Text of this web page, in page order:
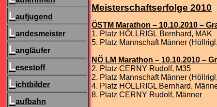
Laufjugend
Landesmeister
Langläufer
Lesestoff
Lichtbilder
Laufbahn
Meisterschaftserfolge 2010
ÖSTM Marathon – 10.10.2010 –
1. Platz HÖLLRIGL Bernhard, MAK
5. Platz Mannschaft Männer (Höllrigl
NÖ LM Marathon – 10.10.2010 –
2. Platz CERNY Rudolf, M35
2. Platz Mannschaft Männer (Höllrigl
4. Platz HÖLLRIGL Bernhard,
8. Platz CERNY Rudolf, Männer